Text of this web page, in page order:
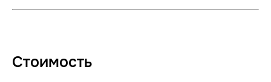
Стоимость